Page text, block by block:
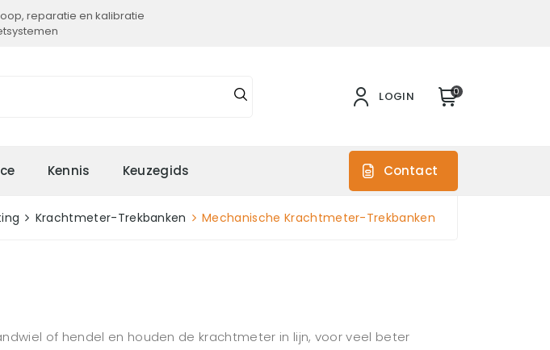
reparatie en kalibratie
LOGIN 0
Kennis Keuzegids Contact
Krachtmeter-Trekbanken Mechanische Krachtmeter-Trekbanken
of hendel en houden de krachtmeter in lijn, voor veel beter